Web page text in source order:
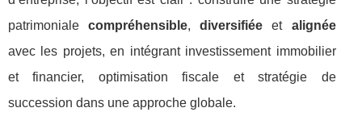
patrimonialecompréhensible,diversifiée et alignée
avec les projets, en intégrant investissement immobilier
et financier, optimisation fiscale et stratégie de
succession dans une approche globale.